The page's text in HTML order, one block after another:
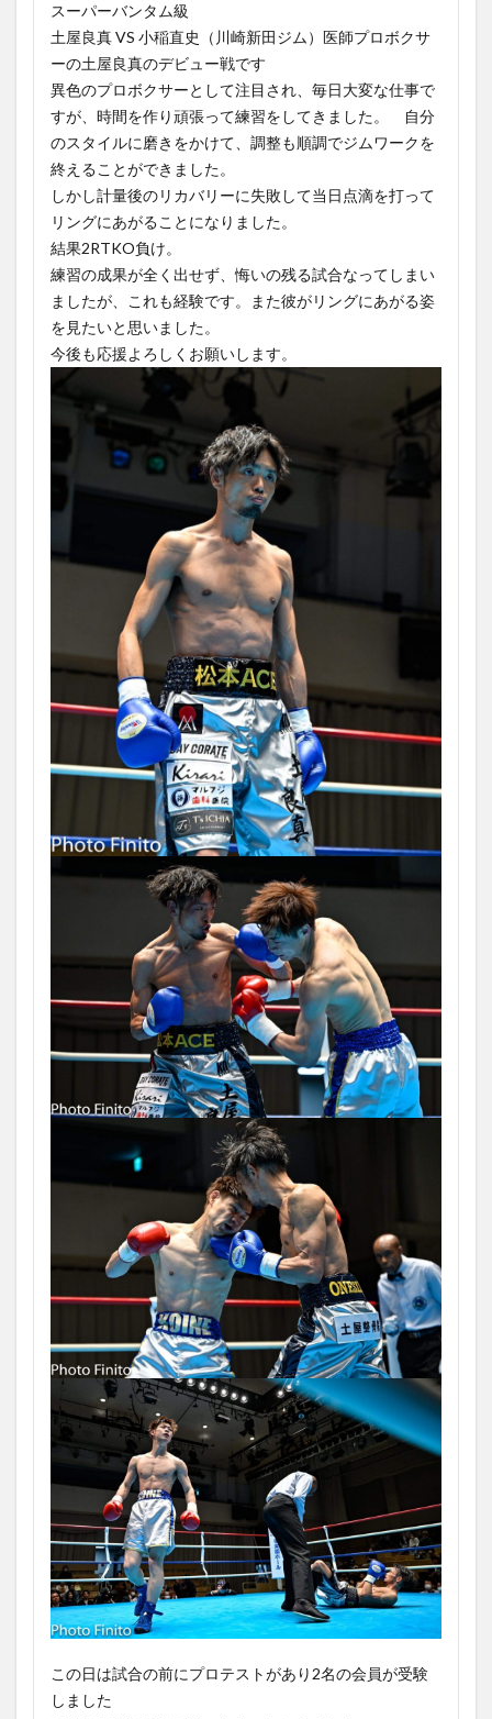
スーパーバンタム級
土屋良真 VS 小稲直史（川崎新田ジム）医師プロボクサ
ーの土屋良真のデビュー戦です
異色のプロボクサーとして注目され、毎日大変な仕事で
すが、時間を作り頑張って練習をしてきました。 自分
のスタイルに磨きをかけて、調整も順調でジムワークを
終えることができました。
しかし計量後のリカバリーに失敗して当日点滴を打って
リングにあがることになりました。
結果2RTKO負け。
練習の成果が全く出せず、悔いの残る試合なってしまい
ましたが、これも経験です。また彼がリングにあがる姿
を見たいと思いました。
今後も応援よろしくお願いします。
この日は試合の前にプロテストがあり2名の会員が受験
しました